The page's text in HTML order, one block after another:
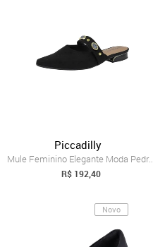
Piccadilly
Mule Feminino Elegante Moda Pedrarias Co...
R$ 192,40
Novo